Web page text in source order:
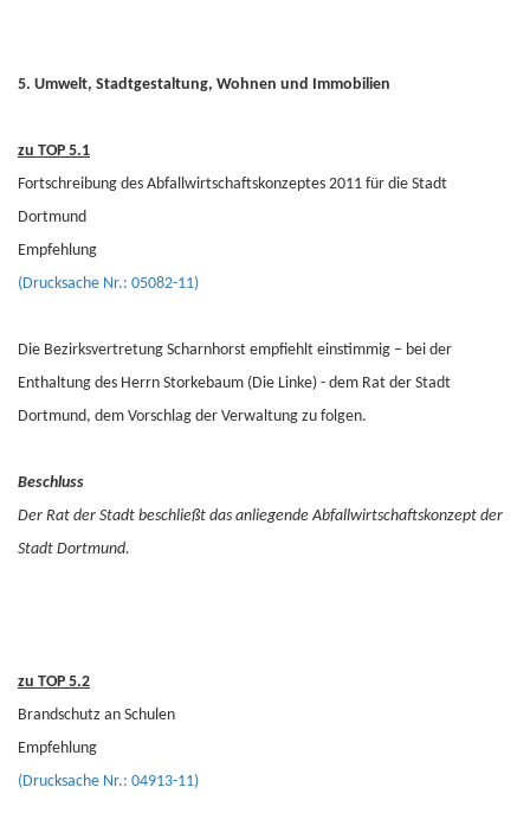
5. Umwelt, Stadtgestaltung, Wohnen und Immobilien
zu TOP 5.1
Fortschreibung des Abfallwirtschaftskonzeptes 2011 für die Stadt
Dortmund
Empfehlung
(Drucksache Nr.: 05082-11)
Die Bezirksvertretung Scharnhorst empfiehlt einstimmig – bei der
Enthaltung des Herrn Storkebaum (Die Linke) - dem Rat der Stadt
Dortmund, dem Vorschlag der Verwaltung zu folgen.
Beschluss
Der Rat der Stadt beschließt das anliegende Abfallwirtschaftskonzept der
Stadt Dortmund.
zu TOP 5.2
Brandschutz an Schulen
Empfehlung
(Drucksache Nr.: 04913-11)